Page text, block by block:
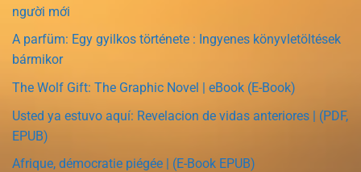
người mới
A parfüm: Egy gyilkos története : Ingyenes könyvletöltések
bármikor
The Wolf Gift: The Graphic Novel | eBook (E-Book)
Usted ya estuvo aquí: Revelacion de vidas anteriores | (PDF,
EPUB)
Afrique, démocratie piégée | (E-Book EPUB)